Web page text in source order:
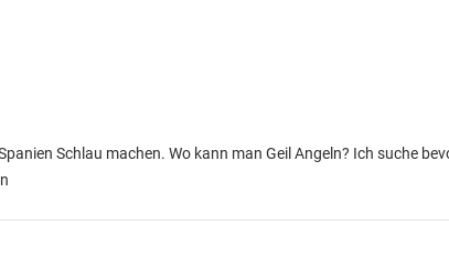
Schlau machen. Wo kann man Geil Angeln? Ich suche